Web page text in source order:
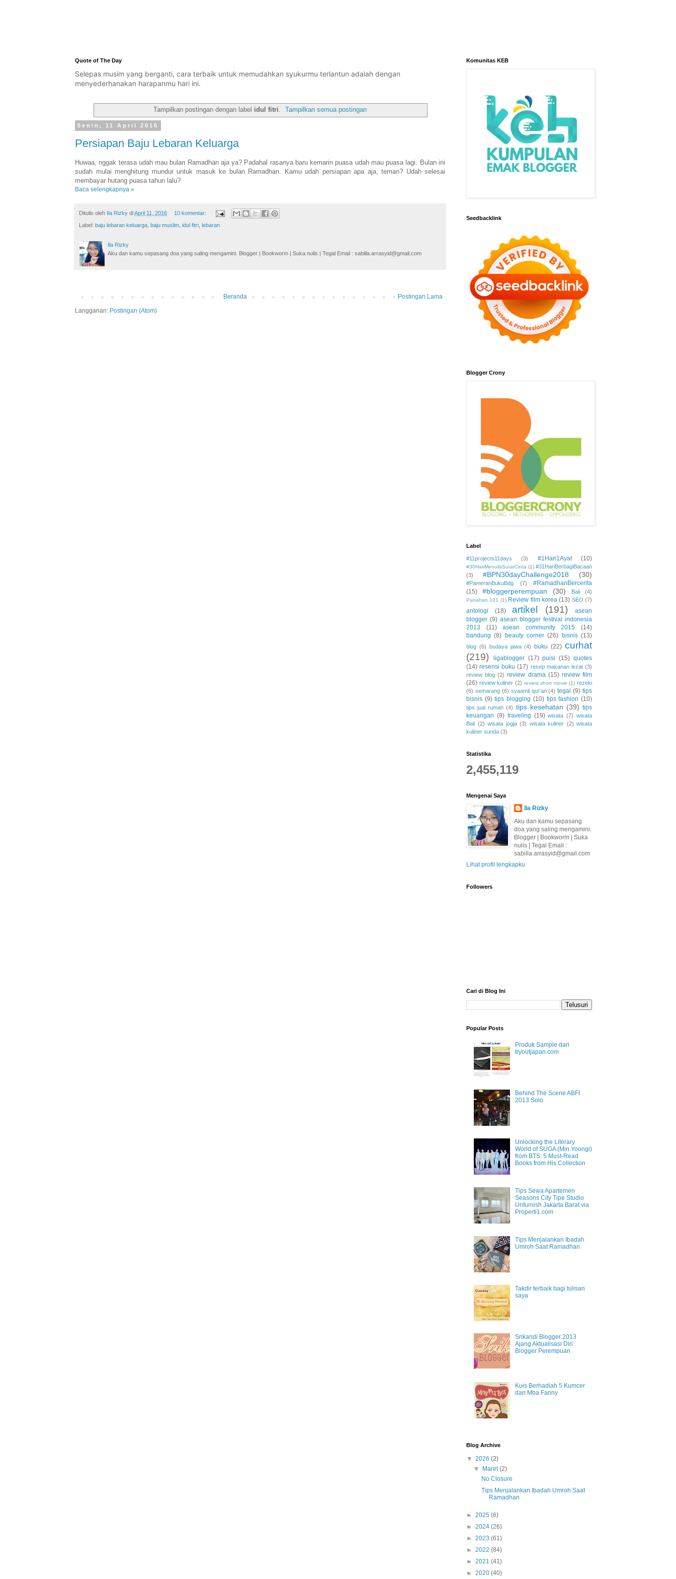
Quote of The Day
Selepas musim yang berganti, cara terbaik untuk memudahkan syukurmu terlantun adalah dengan
menyederhanakan harapanmu hari ini.
Tampilkan postingan dengan label idul fitri. Tampilkan semua postingan
Senin, 11 April 2016
Persiapan Baju Lebaran Keluarga
Huwaa, nggak terasa udah mau bulan Ramadhan aja ya? Padahal rasanya baru kemarin puasa udah mau puasa lagi. Bulan ini
sudah mulai menghitung mundur untuk masuk ke bulan Ramadhan. Kamu udah persiapan apa aja, teman? Udah selesai
membayar hutang puasa tahun lalu?
Baca selengkapnya »
Ditulis oleh Ila Rizky diApril 11, 2016 10 komentar:
Label: baju lebaran keluarga baju muslim idul fitri lebaran
Ila Rizky
Aku dan kamu sepasang doa yang saling mengamini. Blogger | Bookworm | Suka nulis | Tegal Email : sabilla.arrasyid@gmail.com
Postingan Lama
Beranda
Langganan: Postingan (Atom)
Komunitas KEB
Seedbacklink
Blogger Crony
Label
#11projects11days (3) #1Hari1Ayat (10)
#30HariMenulisSuratCinta (1) #31HariBerbagiBacaan
(3)
#BPN30dayChallenge2018 (30)
#PameranBukuBdg (7)
#RamadhanBercerita
(15)
#bloggerperempuan (30) Bali (4)
Panahan 101 (1) Review film korea (13) SEO (7)
antologi (18) artikel (191)
asean
blogger (9) asean blogger festival indonesia
2013
(11) asean community 2015
(14)
bandung (8) beauty corner (26) bisnis (13)
blog (6) budaya jawa (4) buku (22) curhat
(219)
ligablogger (17) puisi (15) quotes
(14) resensi buku (17) resep makanan lezat (3)
review blog (2) review drama (15) review film
(26) review kuliner (2) review short movie (1) rezeki
(6) semarang (6) syaamil qur'an (4) tegal (9) tips
bisnis (9) tips blogging (10) tips fashion (10)
tips jual rumah (4) tips kesehatan (39) tips
keuangan (9) traveling (19) wisata (7) wisata
Bali (2) wisata jogja (3) wisata kuliner (2) wisata
kuliner sunda (3)
Statistika
2,455,119
Mengenai Saya
Ila Rizky
Aku dan kamu sepasang
doa yang saling mengamini.
Blogger | Bookworm | Suka
nulis | Tegal Email :
sabilla.arrasyid@gmail.com
Lihat profil lengkapku
Followers
Cari di Blog Ini
Popular Posts
Produk Sample dari
tryoutjapan.com
Behind The Scene ABFI
2013 Solo
Unlocking the Literary
World of SUGA (Min Yoongi)
from BTS: 5 Must-Read
Books from His Collection
Tips Sewa Apartemen
Seasons City Tipe Studio
Unfurnish Jakarta Barat via
Properti1.com
Tips Menjalankan Ibadah
Umroh Saat Ramadhan
Takdir terbaik bagi tulisan
saya
Srikandi Blogger 2013
Ajang Aktualisasi Diri
Blogger Perempuan
Kuis Berhadiah 5 Kumcer
dari Mba Fanny
Blog Archive
▼ 2026 (2)
▼ Maret(2)
No Closure
Tips Menjalankan Ibadah Umroh Saat
Ramadhan
► 2025 (6)
► 2024 (26)
► 2023 (61)
► 2022 (84)
► 2021 (41)
► 2020 (40)